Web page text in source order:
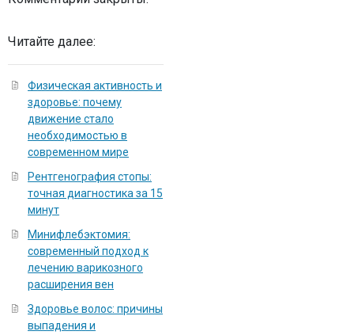
Читайте далее:
Физическая активность и
здоровье: почему
движение стало
необходимостью в
современном мире
Рентгенография стопы:
точная диагностика за 15
минут
Минифлебэктомия:
современный подход к
лечению варикозного
расширения вен
Здоровье волос: причины
выпадения и